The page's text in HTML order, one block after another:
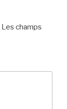
Les champs